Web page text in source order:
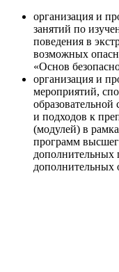
организация и
занятий по
поведения в
возможных
«Основ
организация и
мероприятий,
и подходов к
(модулей) в
программ
дополнительных
дополнительных